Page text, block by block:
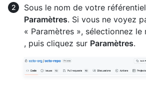
Sous le nom de votre
Paramètres. Si vous ne voyez
« Paramètres », sélectionnez le
, puis cliquez sur Paramètres.